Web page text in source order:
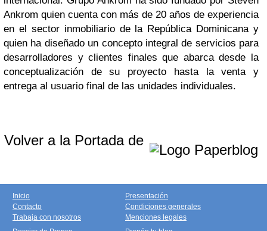
Ankrom quien cuenta con más de 20 años de experiencia
en el sector inmobiliario de la República Dominicana y
quien ha diseñado un concepto integral de servicios para
desarrolladores y clientes finales que abarca desde la
conceptualización de su proyecto hasta la venta y
entrega al usuario final de las unidades individuales.
Volver a la Portada de
Inicio
Contacto
Trabaja con nosotros
Presentación
Condiciones generales
Menciones legales